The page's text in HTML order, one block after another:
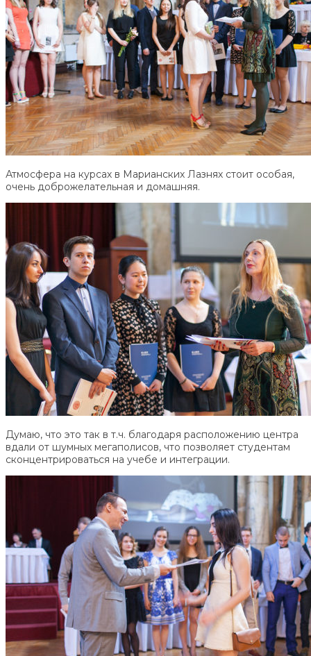
Атмосфера на курсах в Марианских Лазнях стоит особая,
очень доброжелательная и домашняя.
Думаю, что это так в т.ч. благодаря расположению центра
вдали от шумных мегаполисов, что позволяет студентам
сконцентрироваться на учебе и интеграции.